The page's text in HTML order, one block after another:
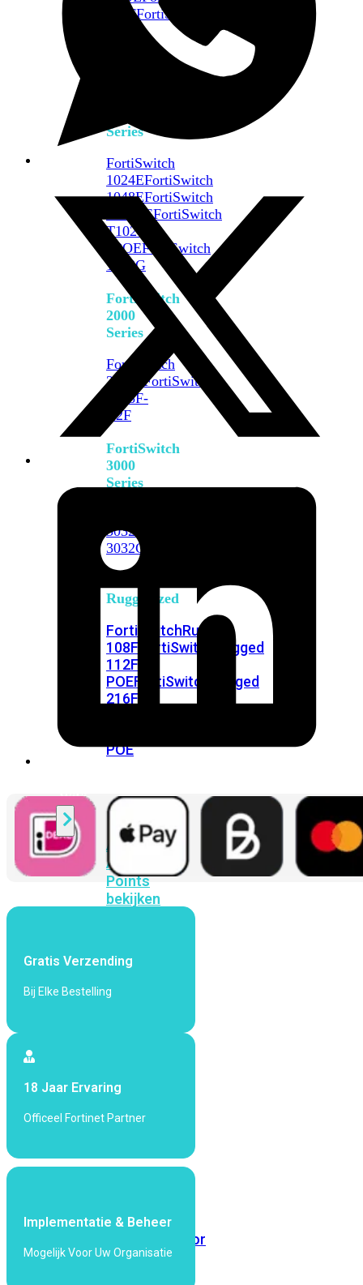
648FFortiSwitch
Series
FortiSwitch
1024EFortiSwitch
1048EFortiSwitch
T1024EFortiSwitch
T1024F-
FPOEFortiSwitch
1048G
FortiSwitch
2000
Series
FortiSwitch
2048F FortiSwitch
2048F-
B2F
FortiSwitch
3000
Series
3032E
3032G
Ruggedized
FortiSwitchRugged
108F FortiSwitchRugged
112F-
POEFortiSwitchRugged
216F-
POE
WiFi
Alle
Access
Points
bekijken
Generatie
Wi-
Fi
Fi
Outdoor
Gratis Verzending
Bij Elke Bestelling
18 Jaar Ervaring
Officeel Fortinet Partner
Implementatie & Beheer
Mogelijk Voor Uw Organisatie